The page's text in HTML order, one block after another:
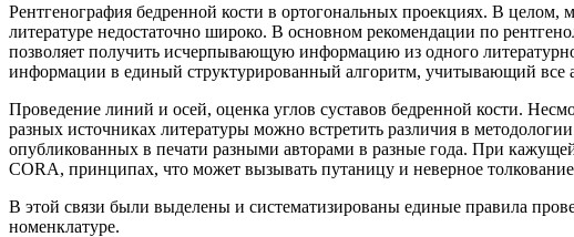
Рентгенография бедренной кости в ортогональных проекциях. В
литературе недостаточно широко. В основном рекомендации по
позволяет получить исчерпывающую информацию из одного
информации в единый структурированный алгоритм, учитывающий все
Проведение линий и осей, оценка углов суставов бедренной кости.
разных источниках литературы можно встретить различия в
опубликованных в печати разными авторами в разные года. При
CORA, принципах, что может вызывать путаницу и неверное
В этой связи были выделены и систематизированы единые правила
номенклатуре.